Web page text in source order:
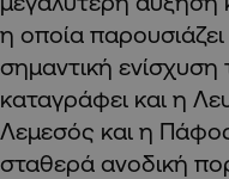
η οποία
σημαντική
καταγράφει και η
Λεμεσός και η Πάφος
σταθερά ανοδική